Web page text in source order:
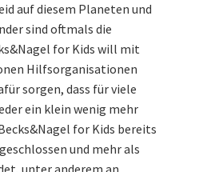
auf diesem Planeten und
sind oftmals die
for Kids will mit
Hilfsorganisationen
sorgen, dass für viele
ein klein wenig mehr
for Kids bereits
und mehr als